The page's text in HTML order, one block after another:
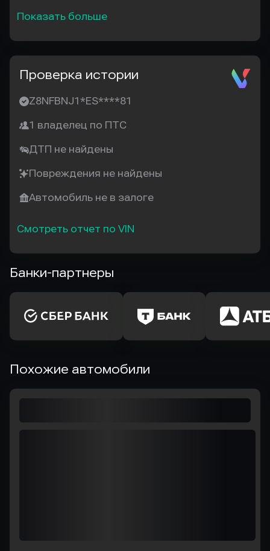
Показать больше
Проверка истории
Z8NFBNJ1*ES****81
1 владелец по ПТС
ДТП не найдены
Повреждения не найдены
Автомобиль не в залоге
Смотреть отчет по VIN
Банки-партнеры
Похожие автомобили